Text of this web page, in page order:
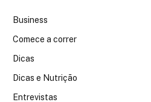
Business
Comece a correr
Dicas
Dicas e Nutrição
Entrevistas